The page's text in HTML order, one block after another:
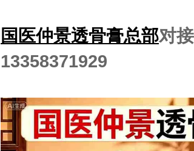
国医仲景透骨膏总部对
13358371929